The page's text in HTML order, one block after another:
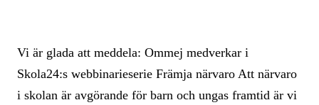
Vi är glada att meddela: Ommej medverkar i
Skola24:s webbinarieserie Främja närvaro Att närvaro
i skolan är avgörande för barn och ungas framtid är vi